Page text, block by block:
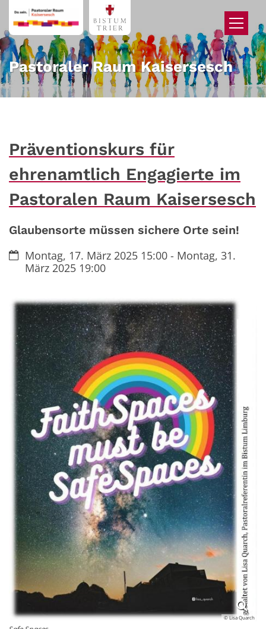
Zum Inhalt springen
Pastoraler Raum Kaisersesch
Präventionskurs für
ehrenamtlich Engagierte im
Pastoralen Raum Kaisersesch
Glaubensorte müssen sichere Orte sein!
Datum:
Montag, 17. März 2025 15:00 - Montag, 31.
März 2025 19:00
© Lisa Quarch